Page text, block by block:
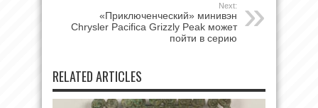
Next:
«Приключенческий» минивэн
Chrysler Pacifica Grizzly Peak может
пойти в серию
RELATED ARTICLES